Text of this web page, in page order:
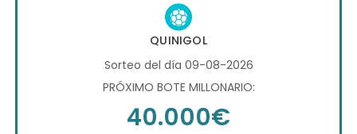
QUINIGOL
Sorteo del día 09-08-2026
PRÓXIMO BOTE MILLONARIO:
40.000€